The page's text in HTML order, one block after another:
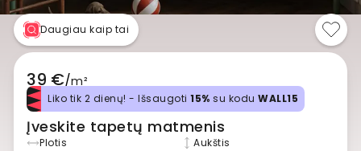
Daugiau kaip tai
39 €/m²
Liko tik 2 dienų! - Išsaugoti 15% su kodu WALL15
Įveskite tapetų matmenis
Plotis Aukštis